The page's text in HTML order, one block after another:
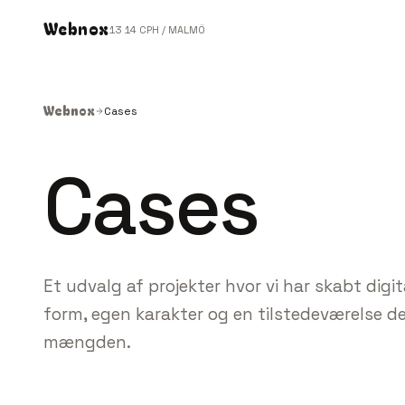
Webnox13 14 CPH / MALMÖ
Webnox Cases
Cases
Et udvalg af projekter hvor vi har skabt
form, egen karakter og en tilstedeværelse
mængden.